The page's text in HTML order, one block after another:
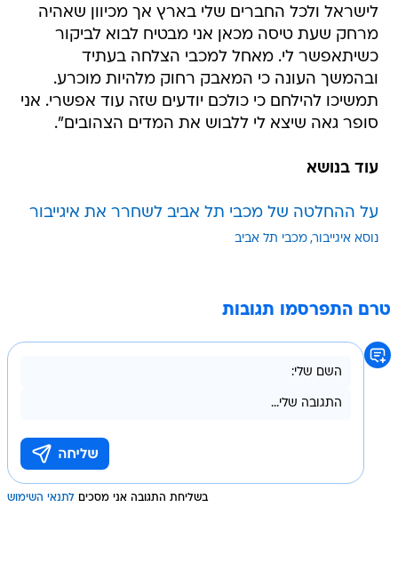
לישראל ולכל החברים שלי בארץ אך מכיוון שאהיה
מרחק שעת טיסה מכאן אני מבטיח לבוא לביקור
כשיתאפשר לי. מאחל למכבי הצלחה בעתיד
ובהמשך העונה כי המאבק רחוק מלהיות מוכרע.
תמשיכו להילחם כי כולכם יודעים שזה עוד אפשרי. אני
סופר גאה שיצא לי ללבוש את המדים הצהובים".
עוד בנושא
על ההחלטה של מכבי תל אביב לשחרר את איגייבור
נוסא איגייבור מכבי תל אביב
טרם התפרסמו תגובות
בשליחת התגובה אני מסכים לתנאי השימוש